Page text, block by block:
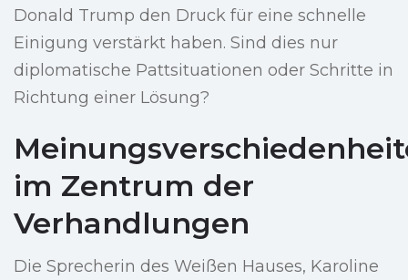
Donald Trump den Druck für eine schnelle
Einigung verstärkt haben. Sind dies nur
diplomatische Pattsituationen oder Schritte in
Richtung einer Lösung?
im Zentrum der
Verhandlungen
Die Sprecherin des Weißen Hauses, Karoline